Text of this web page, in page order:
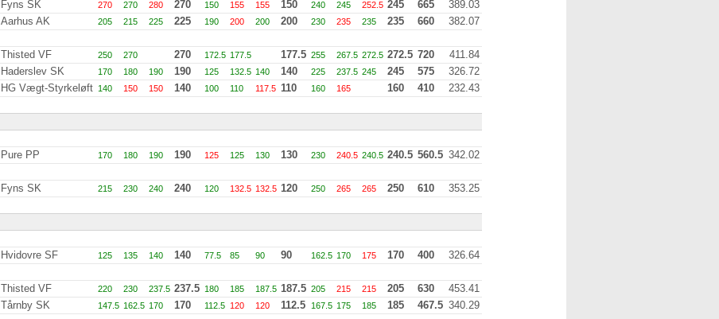
Fyns SK 270 270 280 270 150 155 155 150 240 245 252.5 245 665
389.03
Aarhus AK 205 215 225 225 190 200 200 200 230 235 235 235 660
382.07
Thisted VF 250 270 270 172.5 177.5 177.5 255 267.5 272.5 272.5 720
411.84
Haderslev SK 170 180 190 190 125 132.5 140 140 225 237.5 245 245 575
326.72
HG Vægt-Styrkeløft 140 150 150 140 100 110 117.5 110 160 165 160 410 232.43
Pure PP 170 180 190 190 125 125 130 130 230 240.5 240.5 240.5 560.5 342.02
Fyns SK 215 230 240 240 120 132.5 132.5 120 250 265 265 250 610 353.25
Hvidovre SF 125 135 140 140 77.5 85 90 90 162.5 170 175 170 400
326.64
Thisted VF 220 230 237.5 237.5 180 185 187.5 187.5 205 215 215 205 630
453.41
Tårnby SK 147.5 162.5 170 170 112.5 120 120 112.5 167.5 175 185 185 467.5 340.29